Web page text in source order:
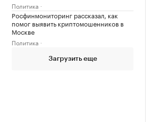
Политика
Росфинмониторинг рассказал, как
помог выявить криптомошенников в
Москве
Политика
Загрузить еще